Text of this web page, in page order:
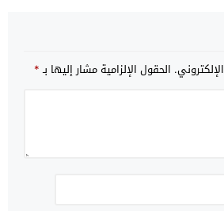
الحقول الإلزامية مشار إليها بـ*